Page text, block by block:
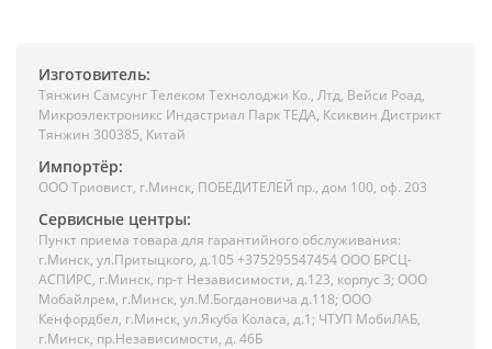
Изготовитель:
Тянжин Самсунг Телеком Технолоджи Ко., Лтд, Вейси Роад,
Микроэлектроникс Индастриал Парк ТЕДА, Ксиквин Дистрикт
Тянжин 300385, Китай
Импортёр:
ООО Триовист, г.Минск, ПОБЕДИТЕЛЕЙ пр., дом 100, оф. 203
Сервисные центры:
Пункт приема товара для гарантийного обслуживания:
г.Минск, ул.Притыцкого, д.105 +375295547454 ООО БРСЦ-
АСПИРС, г.Минск, пр-т Независимости, д.123, корпус 3; ООО
Мобайлрем, г.Минск, ул.М.Богдановича д.118; ООО
Кенфордбел, г.Минск, ул.Якуба Коласа, д.1; ЧТУП МобиЛАБ,
г.Минск, пр.Независимости, д. 46Б